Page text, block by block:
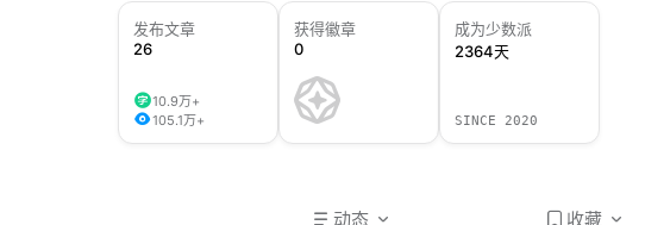
发布文章
26
10.9万+
105.1万+
获得徽章
0
成为少数派
2364天
SINCE 2020
动态 收藏